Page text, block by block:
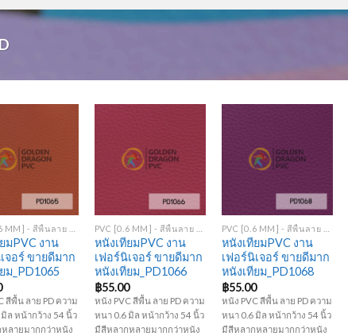
มPVC งาน
จอร์ ขายดีมาก
ม_PD1065
สีพื้น ลาย PD ความ
ล หน้ากว้าง 54 นิ้ว
ลายมากกว่าหนัง
หนังเทียมPVC งาน
เฟอร์นิเจอร์ ขายดีมาก
หนังเทียม_PD1066
฿55.00
หนัง PVC สีพื้น ลาย PD ความ
หนา 0.6 มิล หน้ากว้าง 54 นิ้ว
มีสีหลากหลายมากกว่าหนัง
หนังเทียมPVC งาน
เฟอร์นิเจอร์ ขายดีมาก
หนังเทียม_PD1068
฿55.00
หนัง PVC สีพื้น ลาย PD ความ
หนา 0.6 มิล หน้ากว้าง 54 นิ้ว
มีสีหลากหลายมากกว่าหนัง